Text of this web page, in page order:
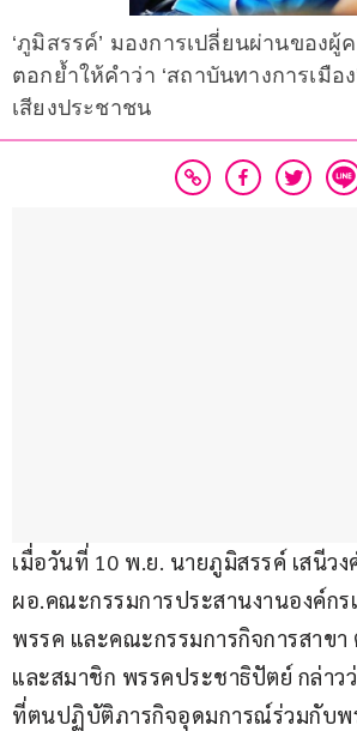
‘ภูมิสรรค์’ มองการเปลี่ยนผ่านของผู้
ตอกย้ำให้คำว่า ‘สถาบันทางการเมือ
เสียงประชาชน
เมื่อวันที่ 10 พ.ย. นายภูมิสรรค์ เสนีว
ผอ.คณะกรรมการประสานงานองค์ก
พรรค และคณะกรรมการกิจการสาข
และสมาชิก พรรคประชาธิปัตย์ กล่าวว่
ที่ตนปฏิบัติภารกิจอุดมการณ์ร่วมกับพ